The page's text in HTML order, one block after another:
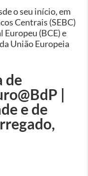
o seu início, em
Centrais (SEBC)
(BCE) e
União Europeia
de
|
e de